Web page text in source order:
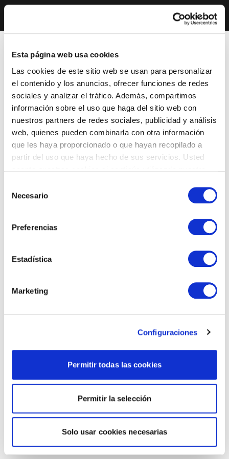
Esta página web usa cookies
Las cookies de este sitio web se usan para personalizar
el contenido y los anuncios, ofrecer funciones de redes
sociales y analizar el tráfico. Además, compartimos
información sobre el uso que haga del sitio web con
nuestros partners de redes sociales, publicidad y análisis
web, quienes pueden combinarla con otra información
que les haya proporcionado o que hayan recopilado a
partir del uso que haya hecho de sus servicios. Usted
Necesario
Preferencias
Estadística
Marketing
Configuraciones
Permitir todas las cookies
Permitir la selección
Solo usar cookies necesarias